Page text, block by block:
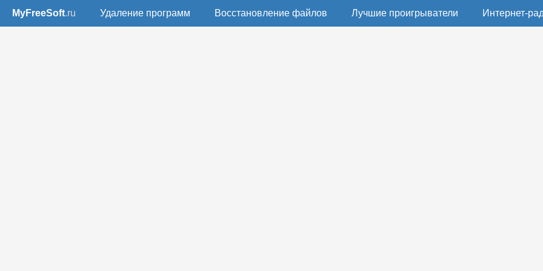
MyFreeSoft.ru Удаление программ Восстановление файлов Лучшие проигрыватели Интернет-